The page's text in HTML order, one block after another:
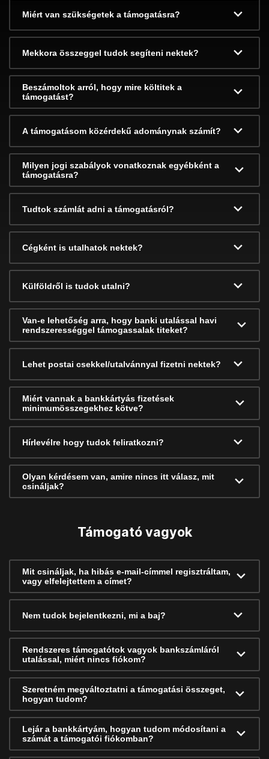
Miért van szükségetek a támogatásra?
Mekkora összeggel tudok segíteni nektek?
Beszámoltok arról, hogy mire költitek a
támogatást?
A támogatásom közérdekű adománynak számít?
Milyen jogi szabályok vonatkoznak egyébként a
támogatásra?
Tudtok számlát adni a támogatásról?
Cégként is utalhatok nektek?
Külföldről is tudok utalni?
Van-e lehetőség arra, hogy banki utalással havi
rendszerességgel támogassalak titeket?
Lehet postai csekkel/utalvánnyal fizetni nektek?
Miért vannak a bankkártyás fizetések
minimumösszegekhez kötve?
Hírlevélre hogy tudok feliratkozni?
Olyan kérdésem van, amire nincs itt válasz, mit
csináljak?
Támogató vagyok
Mit csináljak, ha hibás e-mail-címmel regisztráltam,
vagy elfelejtettem a címet?
Nem tudok bejelentkezni, mi a baj?
Rendszeres támogatótok vagyok bankszámláról
utalással, miért nincs fiókom?
Szeretném megváltoztatni a támogatási összeget,
hogyan tudom?
Lejár a bankkártyám, hogyan tudom módosítani a
számát a támogatói fiókomban?